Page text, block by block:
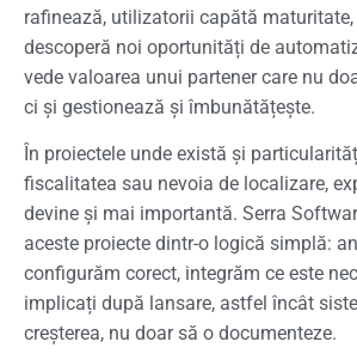
rafinează, utilizatorii capătă
descoperă noi oportunități de
vede valoarea unui partener care nu
ci și gestionează și îmbunătățește.
În proiectele unde există și
fiscalitatea sau nevoia de localizare,
devine și mai importantă. Serra
aceste proiecte dintr-o logică simplă:
configurăm corect, integrăm ce este
implicați după lansare, astfel încât
creșterea, nu doar să o documenteze.